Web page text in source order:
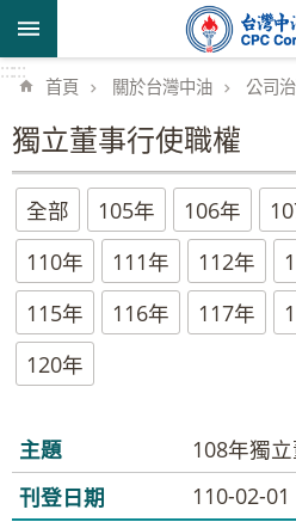
跳到主要內容區塊
::::::
首頁 關於台灣中油 公司
獨立董事行使職權
全部 105年 106年
110年
111年 112年
115年
116年 117年
120年
108年獨
110-02-01